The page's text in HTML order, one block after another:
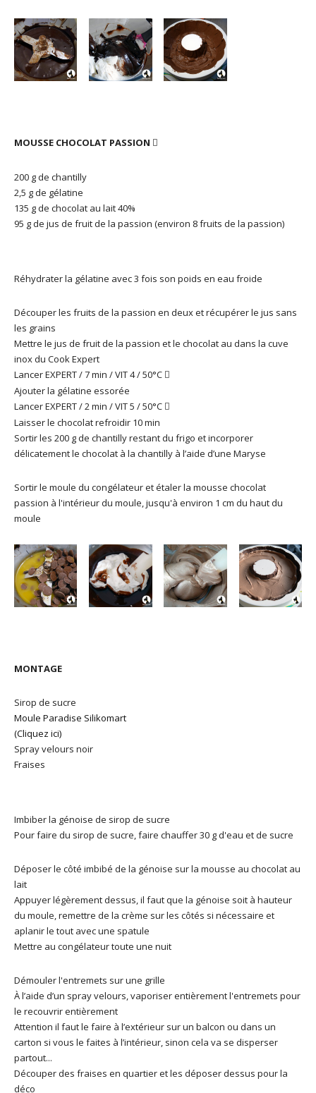
MOUSSE CHOCOLAT PASSION 
200 g de chantilly
2,5 g de gélatine
135 g de chocolat au lait 40%
95 g de jus de fruit de la passion (environ 8 fruits de la passion)
Réhydrater la gélatine avec 3 fois son poids en eau froide
Découper les fruits de la passion en deux et récupérer le jus sans
les grains
Mettre le jus de fruit de la passion et le chocolat au dans la cuve
inox du Cook Expert
Lancer EXPERT / 7 min / VIT 4 / 50°C 
Ajouter la gélatine essorée
Lancer EXPERT / 2 min / VIT 5 / 50°C 
Laisser le chocolat refroidir 10 min
Sortir les 200 g de chantilly restant du frigo et incorporer
délicatement le chocolat à la chantilly à l’aide d’une Maryse
Sortir le moule du congélateur et étaler la mousse chocolat
passion à l'intérieur du moule, jusqu'à environ 1 cm du haut du
moule
MONTAGE
Sirop de sucre
Moule Paradise Silikomart
(Cliquez ici)
Spray velours noir
Fraises
Imbiber la génoise de sirop de sucre
Pour faire du sirop de sucre, faire chauffer 30 g d'eau et de sucre
Déposer le côté imbibé de la génoise sur la mousse au chocolat au
lait
Appuyer légèrement dessus, il faut que la génoise soit à hauteur
du moule, remettre de la crème sur les côtés si nécessaire et
aplanir le tout avec une spatule
Mettre au congélateur toute une nuit
Démouler l'entremets sur une grille
À l’aide d’un spray velours, vaporiser entièrement l'entremets pour
le recouvrir entièrement
Attention il faut le faire à l’extérieur sur un balcon ou dans un
carton si vous le faites à l’intérieur, sinon cela va se disperser
partout...
Découper des fraises en quartier et les déposer dessus pour la
déco